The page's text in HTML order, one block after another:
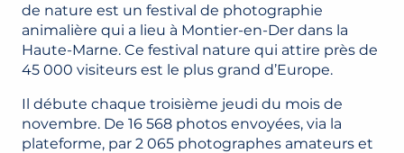
de nature est un festival de photographie
animalière qui a lieu à Montier-en-Der dans la
Haute-Marne. Ce festival nature qui attire près de
45 000 visiteurs est le plus grand d’Europe.
Il débute chaque troisième jeudi du mois de
novembre. De 16 568 photos envoyées, via la
plateforme, par 2 065 photographes amateurs et